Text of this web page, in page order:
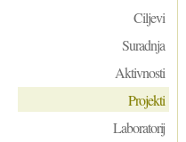
Ciljevi
Suradnja
Aktivnosti
Projekti
Laboratorij